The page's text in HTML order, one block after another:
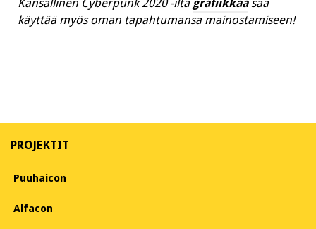
Kansallinen Cyberpunk 2020 -ilta grafiikkaasaa
käyttää myös oman tapahtumansa mainostamiseen!
PROJEKTIT
Puuhaicon
Alfacon